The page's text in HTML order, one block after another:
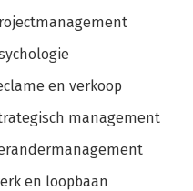
en verkoop
management
en loopbaan